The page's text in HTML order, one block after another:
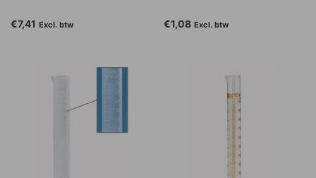
€7,41 Excl. btw €1,08 Excl. btw